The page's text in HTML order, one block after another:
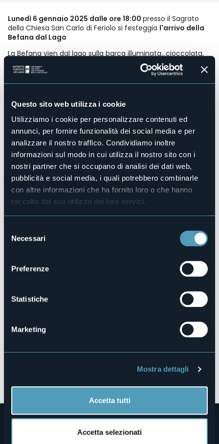
Questo sito web utilizza i cookie
Utilizziamo i cookie per personalizzare contenuti ed
annunci, per fornire funzionalità dei social media e per
analizzare il nostro traffico. Condividiamo inoltre
informazioni sul modo in cui utilizza il nostro sito con i
nostri partner che si occupano di analisi dei dati web,
pubblicità e social media, i quali potrebbero combinarle
con altre informazioni che ha fornito loro o che hanno
raccolto dal suo utilizzo dei loro servizi.
delNecessari
Preferenze
Statistiche
Marketing
Mostra dettagli
Accetta tutti
Accetta selezionati
Lunedì 6 gennaio 2025 dalle ore 18:00 presso il Sagrato
della Chiesa San Carlo di Feriolo si festeggia l'arrivo della
Befana dal Lago
La Befana vien dal lago sulla barca illuminata...cioccolata,
Partecipazione libera e gratuita. In caso di maltempo la
Feriolo.
Organizzatore
Associazione Genitori Bambini di Feriolo
Luogo dell'evento
Sagrato della Chiesa San Carlo
Telefono
+39 0323924632
E-mail
info@bavenoturismo.it
28831 - Baveno Feriolo (VB)